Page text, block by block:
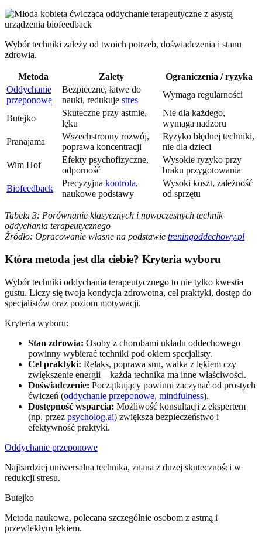
Wybór techniki zależy od twoich potrzeb, doświadczenia i stanu
zdrowia.
Metoda Zalety
Ograniczenia / ryzyka
Oddychanie
przeponowe
Bezpieczne, łatwe do
nauki, redukuje stres
Wymaga regularności
Butejko
Skuteczne przy astmie,
lęku
Nie dla każdego,
wymaga nadzoru
Pranajama
Wszechstronny rozwój,
poprawa koncentracji
Ryzyko błędnej techniki,
nie dla dzieci
Wim Hof
Efekty psychofizyczne,
odporność
Wysokie ryzyko przy
braku przygotowania
Biofeedback
Precyzyjna kontrola,
naukowe podstawy
Wysoki koszt, zależność
od sprzętu
Tabela 3: Porównanie klasycznych i nowoczesnych technik
oddychania terapeutycznego
Źródło: Opracowanie własne na podstawie treningoddechowy.pl
Która metoda jest dla ciebie? Kryteria wyboru
Wybór techniki oddychania terapeutycznego to nie tylko kwestia
gustu. Liczy się twoja kondycja zdrowotna, cel praktyki, dostęp do
specjalistów oraz poziom motywacji.
Kryteria wyboru:
Stan zdrowia: Osoby z chorobami układu oddechowego
powinny wybierać techniki pod okiem specjalisty.
Cel praktyki: Relaks, poprawa snu, walka z lękiem czy
zwiększenie energii – każda technika ma inne właściwości.
Doświadczenie: Początkujący powinni zaczynać od prostych
ćwiczeń (oddychanie przeponowe, mindfulness).
Dostępność wsparcia: Możliwość konsultacji z ekspertem
(np. przez psycholog.ai) zwiększa bezpieczeństwo i
efektywność praktyki.
Oddychanie przeponowe
Najbardziej uniwersalna technika, znana z dużej skuteczności w
redukcji stresu.
Butejko
Metoda naukowa, polecana szczególnie osobom z astmą i
przewlekłym lękiem.